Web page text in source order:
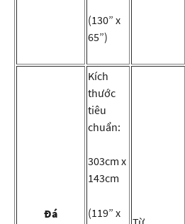
(130” x
65”)
Đá
Kích
thước
tiêu
chuẩn:
303cm x
143cm
(119” x